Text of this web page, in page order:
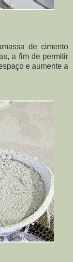
de cimento
a fim de permitir
e aumente a